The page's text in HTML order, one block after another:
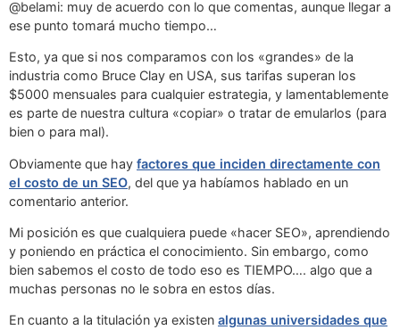
@belami: muy de acuerdo con lo que comentas, aunque llegar a
ese punto tomará mucho tiempo…
Esto, ya que si nos comparamos con los «grandes» de la
industria como Bruce Clay en USA, sus tarifas superan los
$5000 mensuales para cualquier estrategia, y lamentablemente
es parte de nuestra cultura «copiar» o tratar de emularlos (para
bien o para mal).
Obviamente que hay factores que inciden directamente con
el costo de un SEO, del que ya habíamos hablado en un
comentario anterior.
Mi posición es que cualquiera puede «hacer SEO», aprendiendo
y poniendo en práctica el conocimiento. Sin embargo, como
bien sabemos el costo de todo eso es TIEMPO…. algo que a
muchas personas no le sobra en estos días.
En cuanto a la titulación ya existen algunas universidades que